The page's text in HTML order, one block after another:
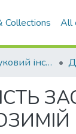
Collections All
Навчально-науковий інститут економіки, управління, права та інформаційних технологій